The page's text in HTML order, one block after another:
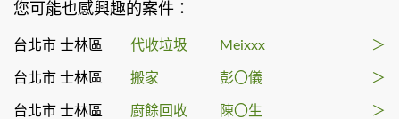
您可能也感興趣的案件：
台北市 士林區 代收垃圾 Meixxx ＞
台北市 士林區 搬家 彭〇儀 ＞
台北市 士林區 廚餘回收 陳〇生 ＞